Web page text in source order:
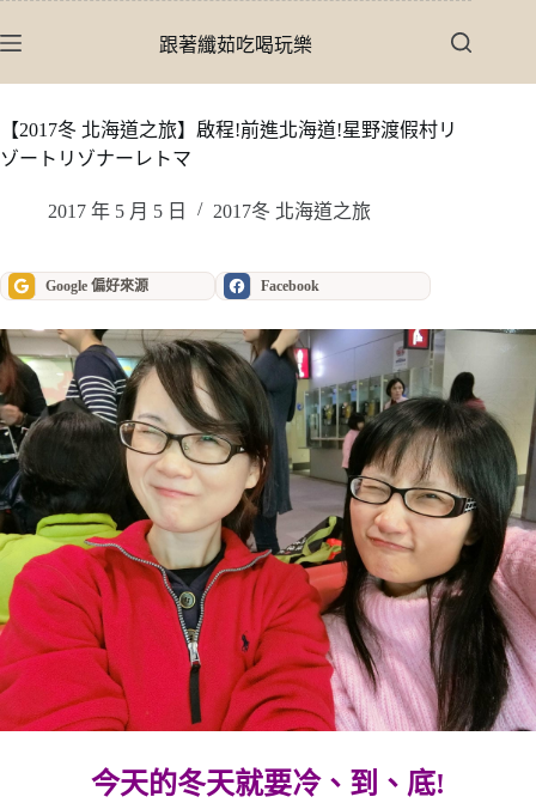
至
內
容
跟著纖茹吃喝玩樂
【2017冬 北海道之旅】啟程!前進北海道!星野渡假村リ
ゾートリゾナーレトマ
2017 年 5 月 5 日 2017冬 北海道之旅
Google 偏好來源 Facebook
今天的冬天就要冷、到、底!